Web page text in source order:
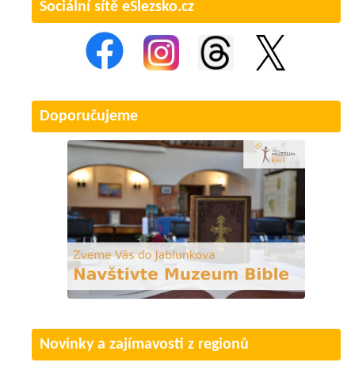
Sociální sítě eSlezsko.cz
Doporučujeme
Novinky a zajímavosti z regionů